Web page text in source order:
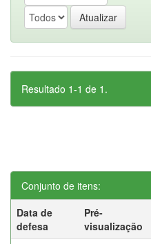
Resultado 1-1 de 1.
Conjunto de itens:
Data de
defesa
Pré-
visualização